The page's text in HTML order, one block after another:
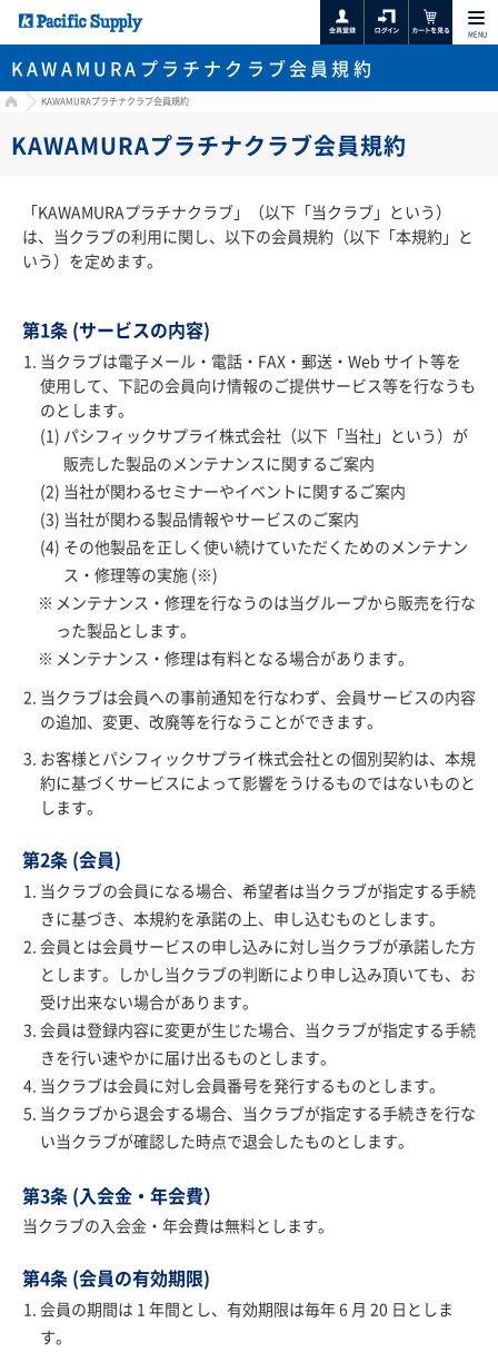
MENU
KAWAMURAプラチナクラブ会員規約
HOMEKAWAMURAプラチナクラブ会員規約
KAWAMURAプラチナクラブ会員規約
「KAWAMURAプラチナクラブ」（以下「当クラブ」という）
は、当クラブの利用に関し、以下の会員規約（以下「本規約」と
いう）を定めます。
第1条 (サービスの内容)
当クラブは電子メール・電話・FAX・郵送・Web サイト等を
使用して、下記の会員向け情報のご提供サービス等を行なうも
のとします。
パシフィックサプライ株式会社（以下「当社」という）が
販売した製品のメンテナンスに関するご案内
当社が関わるセミナーやイベントに関するご案内
当社が関わる製品情報やサービスのご案内
その他製品を正しく使い続けていただくためのメンテナン
ス・修理等の実施 (※)
メンテナンス・修理を行なうのは当グループから販売を行な
った製品とします。
メンテナンス・修理は有料となる場合があります。
当クラブは会員への事前通知を行なわず、会員サービスの内容
の追加、変更、改廃等を行なうことができます。
お客様とパシフィックサプライ株式会社との個別契約は、本規
約に基づくサービスによって影響をうけるものではないものと
します。
第2条 (会員)
当クラブの会員になる場合、希望者は当クラブが指定する手続
きに基づき、本規約を承諾の上、申し込むものとします。
会員とは会員サービスの申し込みに対し当クラブが承諾した方
とします。しかし当クラブの判断により申し込み頂いても、お
受け出来ない場合があります。
会員は登録内容に変更が生じた場合、当クラブが指定する手続
きを行い速やかに届け出るものとします。
当クラブは会員に対し会員番号を発行するものとします。
当クラブから退会する場合、当クラブが指定する手続きを行な
い当クラブが確認した時点で退会したものとします。
第3条 (入会金・年会費）
当クラブの入会金・年会費は無料とします。
第4条 (会員の有効期限)
会員の期間は 1 年間とし、有効期限は毎年 6 月 20 日としま
す。